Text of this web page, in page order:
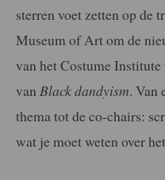
sterren voet zetten op de
Museum of Art om de
van het Costume
van Black dandyism. Van
thema tot de co-chairs:
wat je moet weten over